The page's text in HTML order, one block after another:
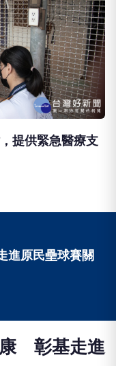
提供緊急醫療支
進原民壘球賽關
康 彰基走進